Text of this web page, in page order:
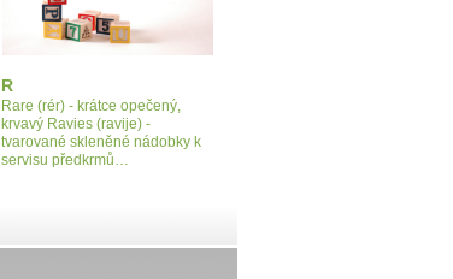
R
Rare (rér) - krátce opečený,
krvavý Ravies (ravije) -
tvarované skleněné nádobky k
servisu předkrmů…